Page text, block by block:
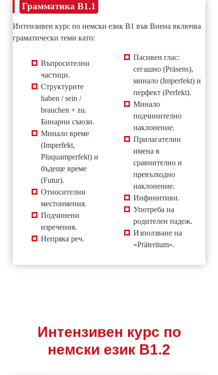
Грамматика B1.1
Интензивен курс по немски език В1 във Виена включва
граматически теми като:
Въпросителни
частици.
Структурите
haben / sein /
brauchen + zu.
Бинарни съюзи.
Минало време
(Imperfekt,
Pluquamperfekt) и
бъдеще време
(Futur).
Относителни
местоимения.
Подчинени
изречения.
Непряка реч.
Пасивен глас:
сегашно (Präsens),
минало (Imperfekt) и
перфект (Perfekt).
Минало
подчинително
наклонение.
Прилагателни
имена в
сравнително и
превъзходно
наклонение.
Инфинитиви.
Употреба на
родителен падеж.
Използване на
«Präteritum».
Интензивен курс по
немски език В1.2